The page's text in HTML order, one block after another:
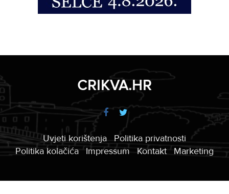
CRIKVA.HR
Uvjeti korištenja
Politika privatnosti
Politika kolačića
Impressum Kontakt Marketing